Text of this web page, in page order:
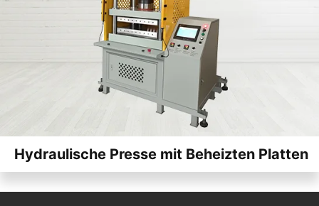
Hydraulische Presse mit Beheizten Platten